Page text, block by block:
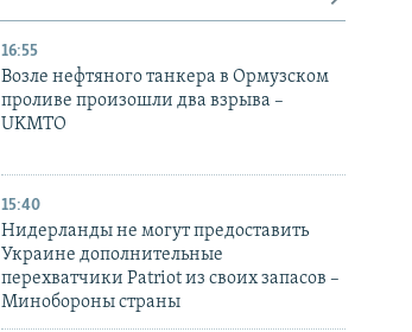
16:55
Возле нефтяного танкера в Ормузском
проливе произошли два взрыва –
UKMTO
15:40
Нидерланды не могут предоставить
Украине дополнительные
перехватчики Patriot из своих запасов –
Минобороны страны